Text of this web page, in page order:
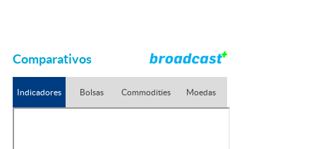
Comparativos
Indicadores Bolsas Commodities Moedas